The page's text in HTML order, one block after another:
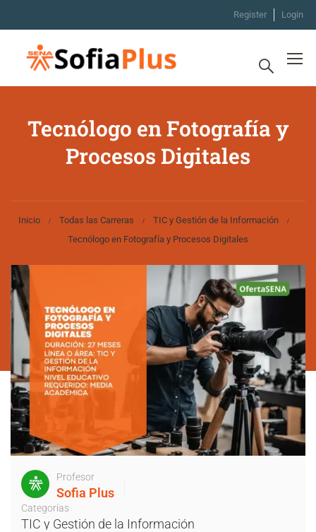
Register Login
Tecnólogo en Fotografía y
Procesos Digitales
Inicio Todas las Carreras
TIC y Gestión de la Información
Tecnólogo en Fotografía y Procesos Digitales
Profesor
Sofia Plus
Categorías
TIC y Gestión de la Información